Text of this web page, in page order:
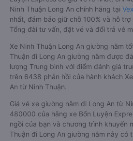
Ninh Thuận Long An chính hãng tại
nhất, đảm bảo giữ chỗ 100% và hỗ trợ
Tổng đài tư vấn, đặt vé và đổi trả vé
Xe Ninh Thuận Long An giường nằm
Thuận đi Long An giường nằm được
lượng Trung bình với điểm đánh giá
trên 6438 phản hồi của hành khách
An từ Ninh Thuận.
Giá vé xe giường nằm đi Long An từ
480000 của hãng xe Bốn Luyện
ngồi của bạn và chương trình khuyến
Thuận đi Long An giường nằm này có